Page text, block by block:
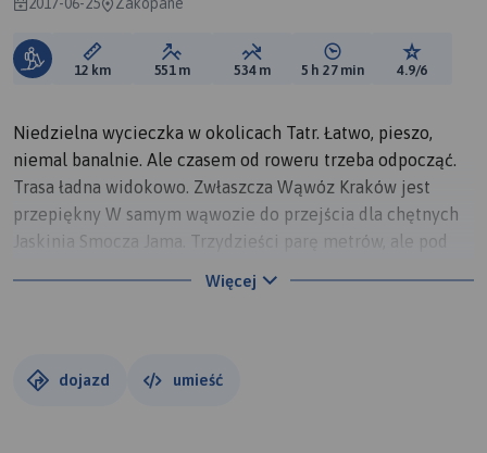
2017-06-25 Zakopane
Długość trasy:
12 km Suma przewyższeń:
551 m Suma spadków:
534 m Średni czas potrzebny
5 h 27 min Ocena
4.9/6
Niedzielna wycieczka w okolicach Tatr. Łatwo, pieszo,
niemal banalnie. Ale czasem od roweru trzeba odpocząć.
Trasa ładna widokowo. Zwłaszcza Wąwóz Kraków jest
przepiękny W samym wąwozie do przejścia dla chętnych
Jaskinia Smocza Jama. Trzydzieści parę metrów, ale pod
Więcej
dojazd umieść